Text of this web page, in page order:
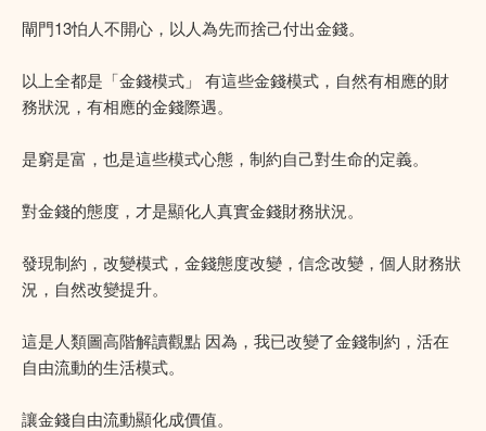
閘門13怕人不開心，以人為先而捨己付出金錢。
以上全都是「金錢模式」 有這些金錢模式，自然有相應的財
務狀況，有相應的金錢際遇。
是窮是富，也是這些模式心態，制約自己對生命的定義。
對金錢的態度，才是顯化人真實金錢財務狀況。
發現制約，改變模式，金錢態度改變，信念改變，個人財務狀
況，自然改變提升。
這是人類圖高階解讀觀點 因為，我已改變了金錢制約，活在
自由流動的生活模式。
讓金錢自由流動顯化成價值。